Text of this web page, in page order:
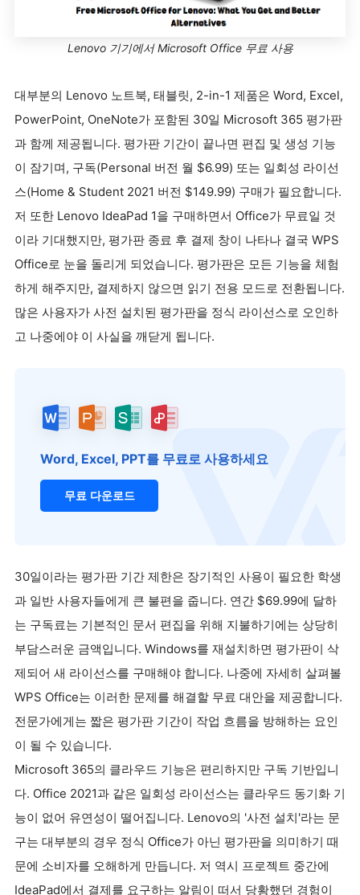
Lenovo 기기에서 Microsoft Office 무료 사용
대부분의 Lenovo 노트북, 태블릿, 2-in-1 제품은 Word, Excel,
PowerPoint, OneNote가 포함된 30일 Microsoft 365 평가판
과 함께 제공됩니다. 평가판 기간이 끝나면 편집 및 생성 기능
이 잠기며, 구독(Personal 버전 월 $6.99) 또는 일회성 라이선
스(Home & Student 2021 버전 $149.99) 구매가 필요합니다.
저 또한 Lenovo IdeaPad 1을 구매하면서 Office가 무료일 것
이라 기대했지만, 평가판 종료 후 결제 창이 나타나 결국 WPS
Office로 눈을 돌리게 되었습니다. 평가판은 모든 기능을 체험
하게 해주지만, 결제하지 않으면 읽기 전용 모드로 전환됩니다.
많은 사용자가 사전 설치된 평가판을 정식 라이선스로 오인하
고 나중에야 이 사실을 깨닫게 됩니다.
Word, Excel, PPT를 무료로 사용하세요
무료 다운로드
30일이라는 평가판 기간 제한은 장기적인 사용이 필요한 학생
과 일반 사용자들에게 큰 불편을 줍니다. 연간 $69.99에 달하
는 구독료는 기본적인 문서 편집을 위해 지불하기에는 상당히
부담스러운 금액입니다. Windows를 재설치하면 평가판이 삭
제되어 새 라이선스를 구매해야 합니다. 나중에 자세히 살펴볼
WPS Office는 이러한 문제를 해결할 무료 대안을 제공합니다.
전문가에게는 짧은 평가판 기간이 작업 흐름을 방해하는 요인
이 될 수 있습니다.
Microsoft 365의 클라우드 기능은 편리하지만 구독 기반입니
다. Office 2021과 같은 일회성 라이선스는 클라우드 동기화 기
능이 없어 유연성이 떨어집니다. Lenovo의 '사전 설치'라는 문
구는 대부분의 경우 정식 Office가 아닌 평가판을 의미하기 때
문에 소비자를 오해하게 만듭니다. 저 역시 프로젝트 중간에
IdeaPad에서 결제를 요구하는 알림이 떠서 당황했던 경험이